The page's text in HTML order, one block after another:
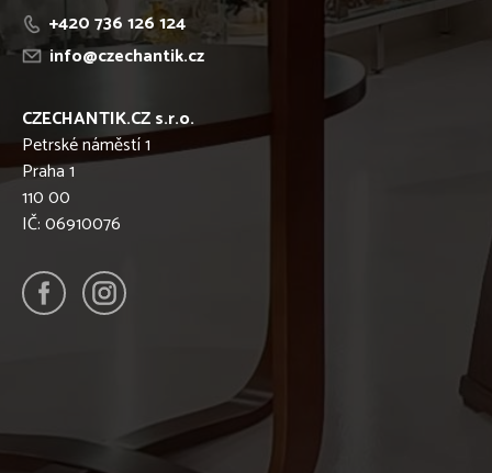
+420 736 126 124
info@czechantik.cz
CZECHANTIK.CZ s.r.o.
Petrské náměstí 1
Praha 1
110 00
IČ: 06910076